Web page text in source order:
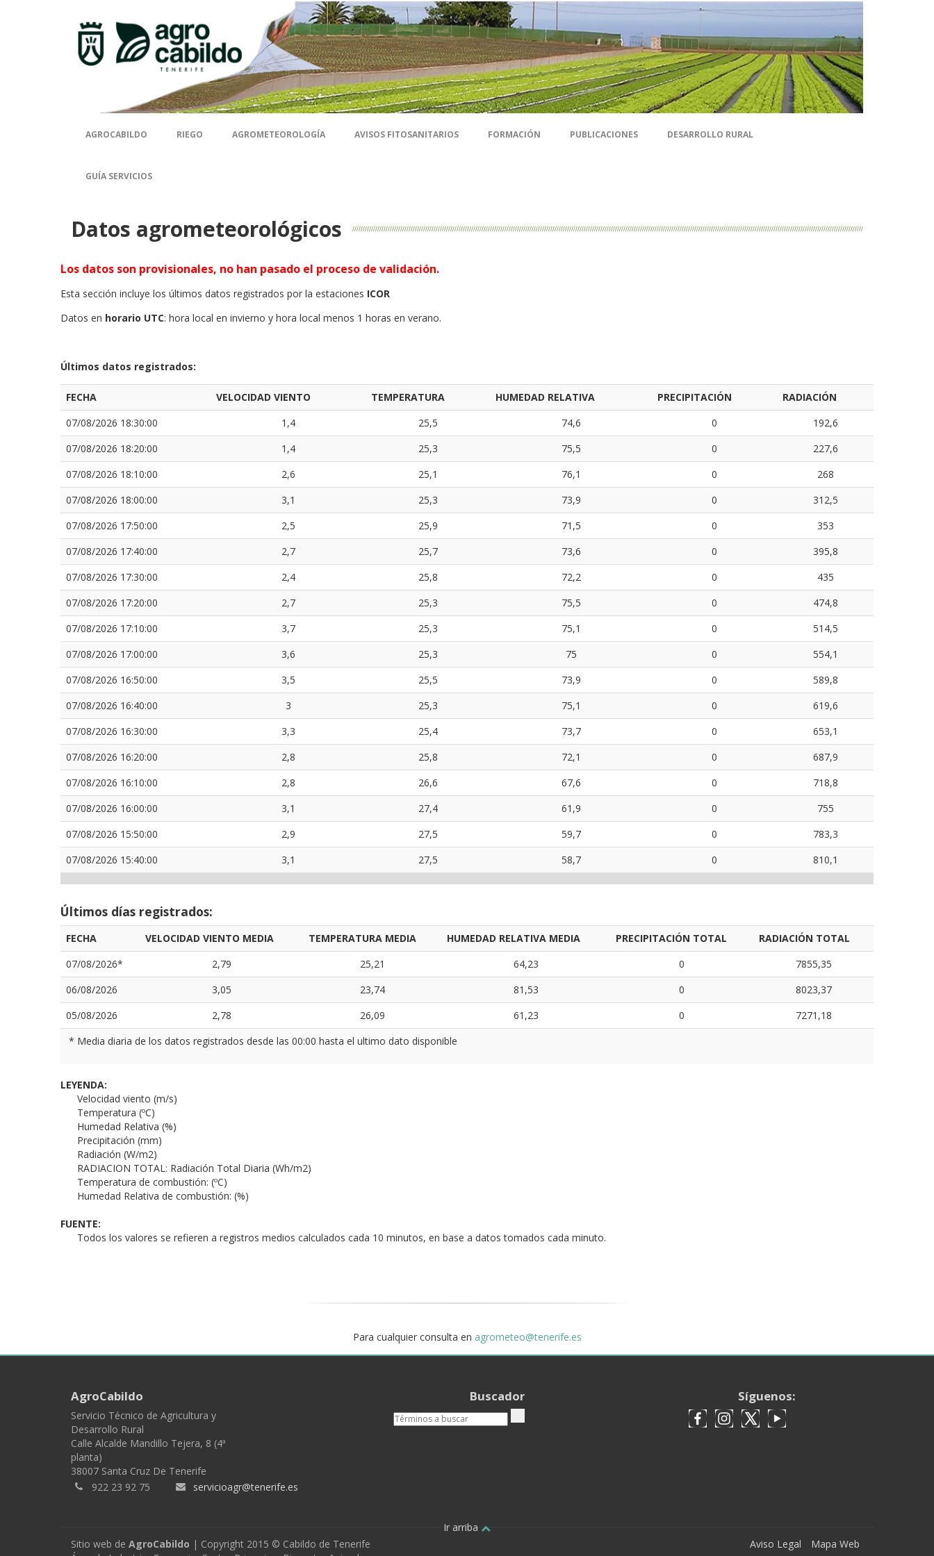
AGROCABILDO RIEGO AGROMETEOROLOGÍA AVISOS FITOSANITARIOS FORMACIÓN PUBLICACIONES DESARROLLO RURAL
GUÍA SERVICIOS
Datos agrometeorológicos
Los datos son provisionales, no han pasado el proceso de validación.
Esta sección incluye los últimos datos registrados por la estaciones ICOR
Datos en horario UTC: hora local en invierno y hora local menos 1 horas en verano.
Últimos datos registrados:
FECHA VELOCIDAD VIENTO TEMPERATURA HUMEDAD RELATIVA PRECIPITACIÓN
RADIACIÓN
07/08/2026 18:30:00
1,4 25,5 74,6 0
192,6
07/08/2026 18:20:00
1,4 25,3 75,5 0
227,6
07/08/2026 18:10:00
2,6 25,1 76,1 0
268
07/08/2026 18:00:00
3,1 25,3 73,9 0
312,5
07/08/2026 17:50:00
2,5 25,9 71,5 0
353
07/08/2026 17:40:00
2,7 25,7 73,6 0
395,8
07/08/2026 17:30:00
2,4 25,8 72,2 0
435
07/08/2026 17:20:00
2,7 25,3 75,5 0
474,8
07/08/2026 17:10:00
3,7 25,3 75,1 0
514,5
07/08/2026 17:00:00
3,6 25,3 75 0
554,1
07/08/2026 16:50:00
3,5 25,5 73,9 0
589,8
07/08/2026 16:40:00
3 25,3 75,1 0
619,6
07/08/2026 16:30:00
3,3 25,4 73,7 0
653,1
07/08/2026 16:20:00
2,8 25,8 72,1 0
687,9
07/08/2026 16:10:00
2,8 26,6 67,6 0
718,8
07/08/2026 16:00:00
3,1 27,4 61,9 0
755
07/08/2026 15:50:00
2,9 27,5 59,7 0
783,3
07/08/2026 15:40:00
3,1 27,5 58,7 0 810,1
Últimos días registrados:
FECHA VELOCIDAD VIENTO MEDIA TEMPERATURA MEDIA HUMEDAD RELATIVA MEDIA PRECIPITACIÓN TOTAL
RADIACIÓN TOTAL
07/08/2026*
2,79 25,21 64,23 0
7855,35
06/08/2026
3,05 23,74 81,53 0
8023,37
05/08/2026
2,78 26,09 61,23 0
7271,18
* Media diaria de los datos registrados desde las 00:00 hasta el ultimo dato disponible
LEYENDA:
Velocidad viento (m/s)
Temperatura (ºC)
Humedad Relativa (%)
Precipitación (mm)
Radiación (W/m2)
RADIACION TOTAL: Radiación Total Diaria (Wh/m2)
Temperatura de combustión: (ºC)
Humedad Relativa de combustión: (%)
FUENTE:
Todos los valores se refieren a registros medios calculados cada 10 minutos, en base a datos tomados cada minuto.
Para cualquier consulta en agrometeo@tenerife.es
AgroCabildo
Servicio Técnico de Agricultura y
Desarrollo Rural
Calle Alcalde Mandillo Tejera, 8 (4ª
planta)
38007 Santa Cruz De Tenerife
922 23 92 75
servicioagr@tenerife.es
Buscador Síguenos:
Ir arriba
Sitio web de AgroCabildo | Copyright 2015 © Cabildo de Tenerife
Aviso Legal Mapa Web